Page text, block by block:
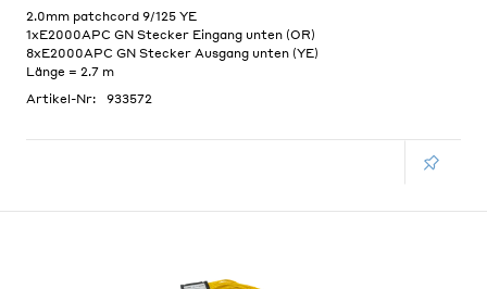
2.0mm patchcord 9/125 YE
1xE2000APC GN Stecker Eingang unten (OR)
8xE2000APC GN Stecker Ausgang unten (YE)
Länge = 2.7 m
Artikel-Nr:
933572